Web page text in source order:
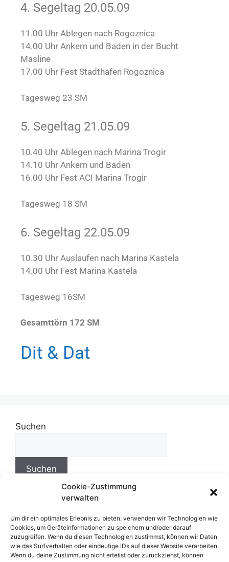
Cookie-Zustimmung
verwalten
Um dir ein optimales Erlebnis zu bieten, verwenden wir Technologien wie
Cookies, um Geräteinformationen zu speichern und/oder darauf
zuzugreifen. Wenn du diesen Technologien zustimmst, können wir Daten
wie das Surfverhalten oder eindeutige IDs auf dieser Website verarbeiten.
Wenn du deine Zustimmung nicht erteilst oder zurückziehst, können
4. Segeltag 20.05.09
11.00 Uhr Ablegen nach Rogoznica
14.00 Uhr Ankern und Baden in der Bucht
Masline
17.00 Uhr Fest Stadthafen Rogoznica
Tagesweg 23 SM
5. Segeltag 21.05.09
10.40 Uhr Ablegen nach Marina Trogir
14.10 Uhr Ankern und Baden
16.00 Uhr Fest ACI Marina Trogir
Tagesweg 18 SM
6. Segeltag 22.05.09
10.30 Uhr Auslaufen nach Marina Kastela
14.00 Uhr Fest Marina Kastela
Tagesweg 16SM
Gesamttörn 172 SM
Dit & Dat
Suchen
Suchen
Impressum